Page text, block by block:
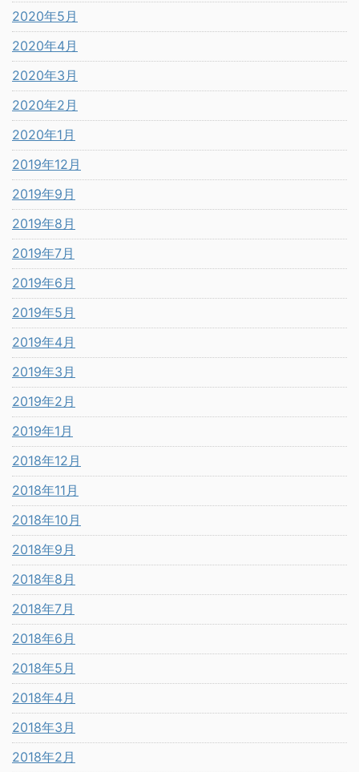
2020年5月
2020年4月
2020年3月
2020年2月
2020年1月
2019年12月
2019年9月
2019年8月
2019年7月
2019年6月
2019年5月
2019年4月
2019年3月
2019年2月
2019年1月
2018年12月
2018年11月
2018年10月
2018年9月
2018年8月
2018年7月
2018年6月
2018年5月
2018年4月
2018年3月
2018年2月